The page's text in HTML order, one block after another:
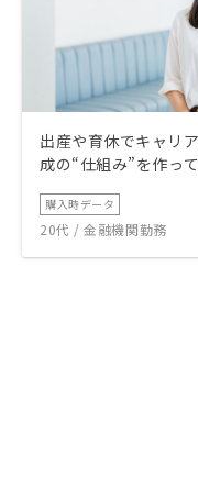
出産や育休でキャリ
成の“仕組み”を作っ
購入時データ
20代 / 金融機関勤務